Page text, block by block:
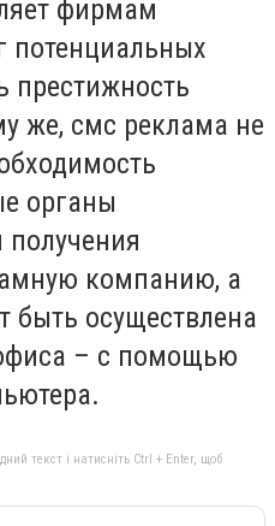
фирмам
потенциальных
престижность
же, смс реклама не
органы
компанию, а
быть осуществлена
– с помощью
текст і натисніть Ctrl + Enter, щоб